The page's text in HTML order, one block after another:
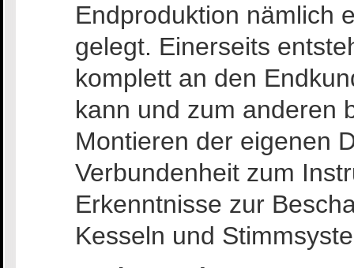
Endproduktion nämlich
gelegt. Einerseits
komplett an den
kann und zum anderen
Montieren der eigenen
Verbundenheit zum
Erkenntnisse zur
Kesseln und